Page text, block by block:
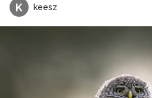
K keesz